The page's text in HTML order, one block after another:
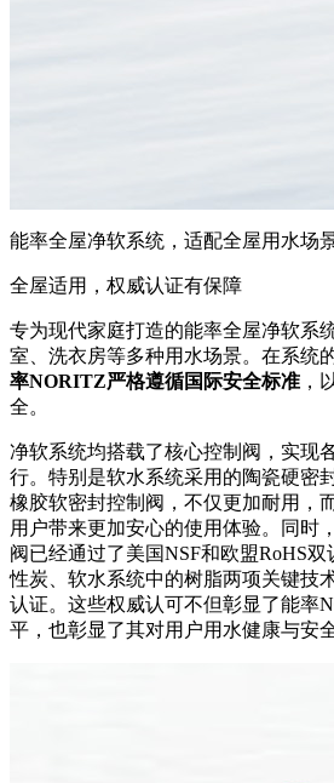
能率全屋净软系统，适配全屋用水场
全屋适用，权威认证有保障
专为现代家庭打造的能率全屋净软系
室、洗衣房等多种用水场景。在系统
率NORITZ严格遵循国际安全标准 ，
全。
净软系统均搭载了核心控制阀，实现
行。特别是软水系统采用的陶瓷硬密
橡胶软密封控制阀，不仅更加耐用，
用户带来更加安心的使用体验。同时
阀已经通过了美国NSF和欧盟RoHS
性炭、软水系统中的树脂两项关键技
认证。这些权威认可不但彰显了能率
平，也彰显了其对用户用水健康与安